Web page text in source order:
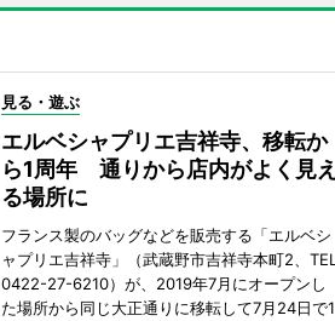
見る・遊ぶ
エルベシャプリエ吉祥寺、移転か
ら1周年 通りから店内がよく見え
る場所に
フランス製のバッグなどを販売する「エルベシ
ャプリエ吉祥寺」（武蔵野市吉祥寺本町2、TEL
0422-27-6210）が、2019年7月にオープンし
た場所から同じ大正通りに移転して7月24日で1